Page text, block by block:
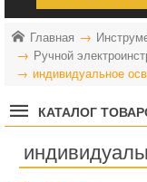
Главная
Ручной
индивидуальное
КАТАЛОГ